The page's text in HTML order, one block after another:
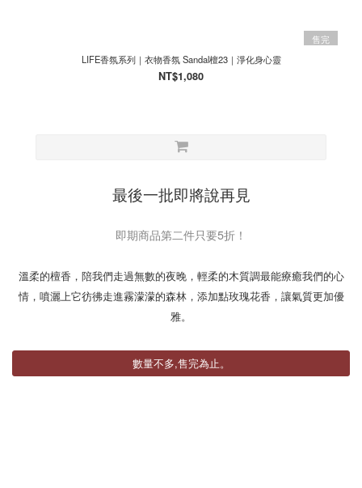
售完
LIFE香氛系列｜衣物香氛 Sandal檀23｜淨化身心靈
NT$1,080
最後一批即將說再見
即期商品第二件只要5折！
溫柔的檀香，陪我們走過無數的夜晚，輕柔的木質調最能療癒我們的心
情，噴灑上它彷彿走進霧濛濛的森林，添加點玫瑰花香，讓氣質更加優
雅。
數量不多,售完為止。